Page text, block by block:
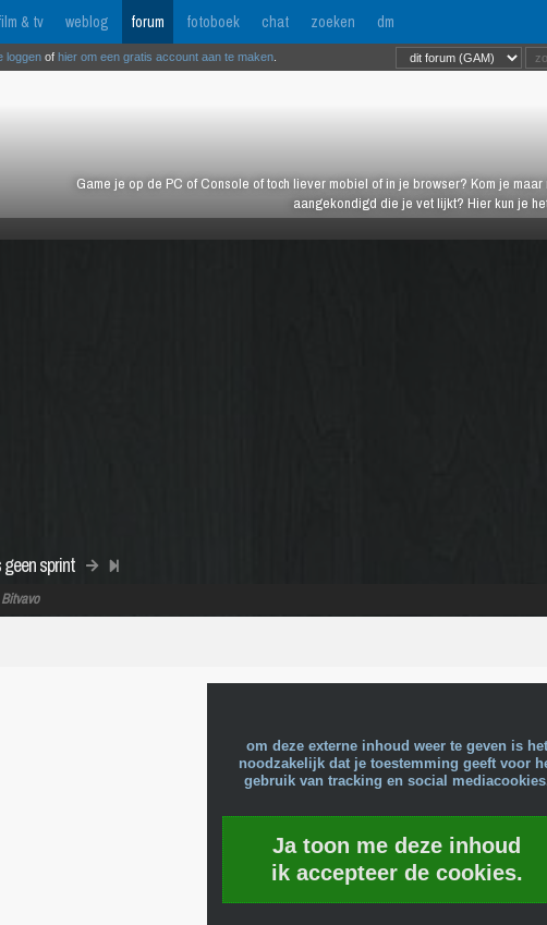
& tv weblog forum fotoboek chat zoeken dm
Game je op de PC of Console of toch liever mobiel of in je browser? Kom je
aangekondigd die je vet lijkt? Hier kun je
loggen of hier om een gratis account aan te maken
sprint
Bitvavo
om deze externe inhoud weer te geven is het
noodzakelijk dat je toestemming geeft voor
gebruik van tracking en social
Ja toon me deze inhoud
ik accepteer de cookies.